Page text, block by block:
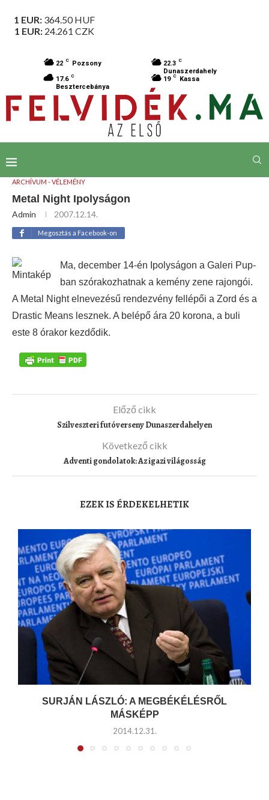
1 EUR: 364.50HUF
1 EUR: 24.261 CZK
22 C Pozsony 22.3 C
Dunaszerdahely
17.6 C
Besztercebánya
19 C Kassa
ARCHÍVUM - VÉLEMÉNY
Metal Night Ipolyságon
Admin 2007.12.14.
Megosztás a Facebook-on
Ma, december 14-én Ipolyságon a Galeri Pup-
ban szórakozhatnak a kemény zene rajongói.
A Metal Night elnevezésű rendezvény fellépői a Zord és a
Drastic Means lesznek. A belépő ára 20 korona, a buli
este 8 órakor kezdődik.
Előző cikk
Szilveszteri futóverseny Dunaszerdahelyen
Következő cikk
Adventi gondolatok: Az igazi világosság
EZEK IS ÉRDEKELHETIK
SURJÁN LÁSZLÓ: A MEGBÉKÉLÉSRŐL
MÁSKÉPP
2014.12.31.